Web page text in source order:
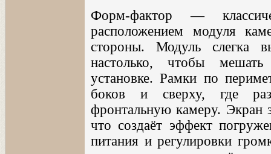
Форм-фактор —
расположением модуля
стороны. Модуль слегка
настолько, чтобы мешать
установке. Рамки по
боков и сверху, где
фронтальную камеру. Экран
что создаёт эффект
питания и регулировки